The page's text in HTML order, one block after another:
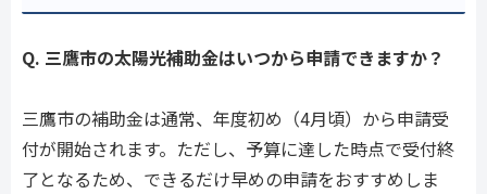
Q. 三鷹市の太陽光補助金はいつから申請できますか？
三鷹市の補助金は通常、年度初め（4月頃）から申請受
付が開始されます。ただし、予算に達した時点で受付終
了となるため、できるだけ早めの申請をおすすめしま